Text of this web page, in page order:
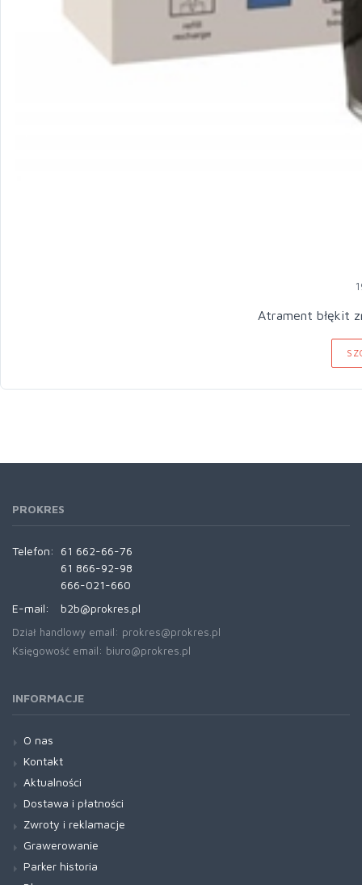
Atrament błękit
PROKRES
Telefon:
61 662-66-76
61 866-92-98
666-021-660
E-mail:
b2b@prokres.pl
Dział handlowy email: prokres@prokres.pl
Księgowość email: biuro@prokres.pl
INFORMACJE
O nas
Kontakt
Aktualności
Dostawa i płatności
Zwroty i reklamacje
Grawerowanie
Parker historia